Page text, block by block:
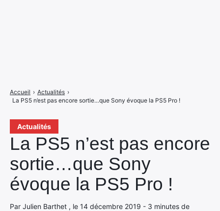
Actualités
La PS5 n’est pas encore
sortie…que Sony
évoque la PS5 Pro !
Par Julien Barthet , le 14 décembre 2019 - 3 minutes de
Accueil › Actualités ›
La PS5 n’est pas encore sortie…que Sony évoque la PS5 Pro !